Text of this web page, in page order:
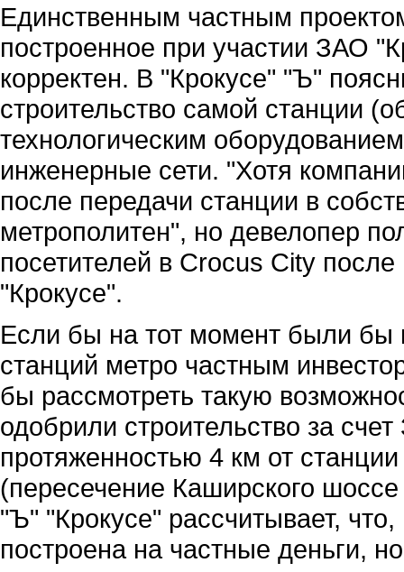
Единственным частным
построенное при участии ЗАО
корректен. В "Крокусе" "Ъ"
строительство самой станции
технологическим
инженерные сети. "Хотя
после передачи станции в
метрополитен", но девелопер
посетителей в Crocus City
"Крокусе".
Если бы на тот момент были бы
станций метро частным
бы рассмотреть такую
одобрили строительство за
протяженностью 4 км от
(пересечение Каширского
"Ъ" "Крокусе" рассчитывает,
построена на частные деньги,